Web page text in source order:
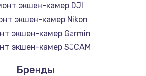
экшен-камер DJI
экшен-камер Nikon
экшен-камер Garmin
экшен-камер SJCAM
Бренды